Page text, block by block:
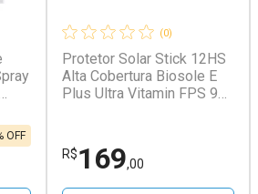
OFF
(0)
Protetor Solar Stick 12HS
Alta Cobertura Biosole E
Plus Ultra Vitamin FPS 99
R$169,00